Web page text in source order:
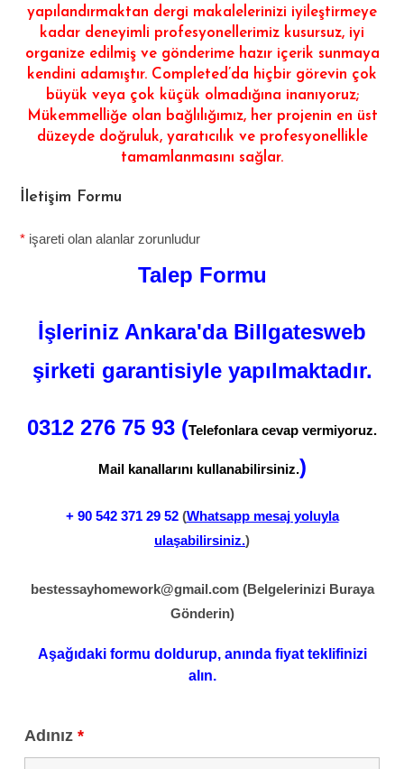
yapılandırmaktan dergi makalelerinizi iyileştirmeye
kadar deneyimli profesyonellerimiz kusursuz, iyi
organize edilmiş ve gönderime hazır içerik sunmaya
kendini adamıştır. Completed’da hiçbir görevin çok
büyük veya çok küçük olmadığına inanıyoruz;
Mükemmelliğe olan bağlılığımız, her projenin en üst
düzeyde doğruluk, yaratıcılık ve profesyonellikle
tamamlanmasını sağlar.
İletişim Formu
* işareti olan alanlar zorunludur
Talep Formu
İşleriniz Ankara'da Billgatesweb
şirketi garantisiyle yapılmaktadır.
0312 276 75 93 (Telefonlara cevap vermiyoruz.
Mail kanallarını kullanabilirsiniz.)
+ 90 542 371 29 52(Whatsapp mesaj yoluyla
ulaşabilirsiniz.)
bestessayhomework@gmail.com(Belgelerinizi Buraya
Gönderin)
Aşağıdaki formu doldurup, anında fiyat teklifinizi
alın.
Adınız*